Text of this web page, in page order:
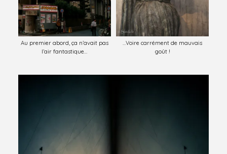
Au premier abord, ça n’avait pas
l’air fantastique…
…Voire carrément de mauvais
goût !